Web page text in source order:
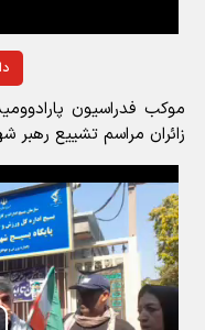
موکب فدراسیون
زائران مراسم تشییع رهبر